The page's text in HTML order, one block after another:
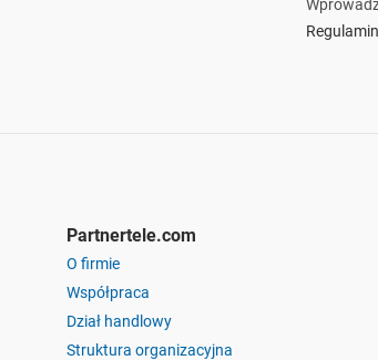
Partnertele.com
O firmie
Współpraca
Dział handlowy
Struktura organizacyjna